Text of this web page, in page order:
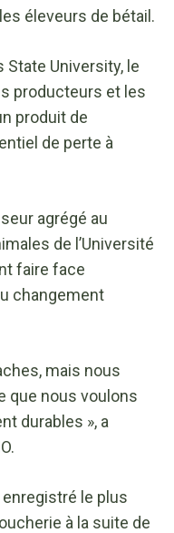
éleveurs de bétail.
State University, le
producteurs et les
produit de
de perte à
agrégé au
de l’Université
faire face
changement
mais nous
que nous voulons
durables », a
le plus
à la suite de